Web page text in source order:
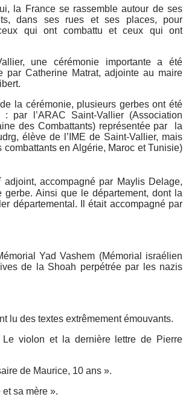
la France se rassemble autour de ses
dans ses rues et ses places, pour
qui ont combattu et ceux qui ont
une cérémonie importante a été
par Catherine Matrat, adjointe au maire
la cérémonie, plusieurs gerbes ont été
: par l’ARAC Saint-Vallier (Association
des Combattants) représentée par la
élève de l’IME de Saint-Vallier, mais
en Algérie, Maroc et Tunisie)
adjoint, accompagné par Maylis Delage,
Ainsi que le département, dont la
départemental. Il était accompagné par
Yad Vashem (Mémorial israélien
de la Shoah perpétrée par les nazis
lu des textes extrêmement émouvants.
violon et la dernière lettre de Pierre
de Maurice, 10 ans ».
sa mère ».